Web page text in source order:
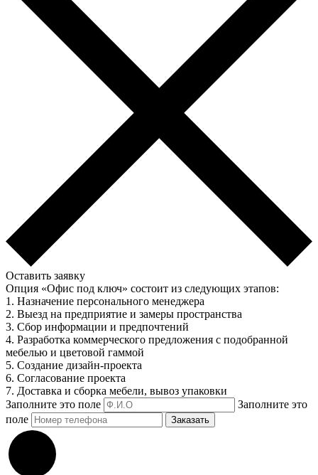
Оставить заявку
Опция «Офис под ключ» состоит из следующих этапов:
1. Назначение персонального менеджера
2. Выезд на предприятие и замеры пространства
3. Сбор информации и предпочтений
4. Разработка коммерческого предложения с подобранной
мебелью и цветовой гаммой
5. Создание дизайн-проекта
6. Согласование проекта
7. Доставка и сборка мебели, вывоз упаковки
Заполните это поле
Заполните это
поле
Заказать